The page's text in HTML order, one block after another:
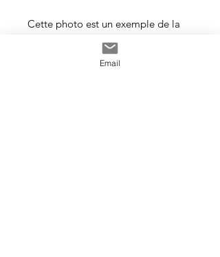
Cette photo est un exemple de la
couleur que vous recevrez. J’utilise
toujours les mêmes recettes et les
Email